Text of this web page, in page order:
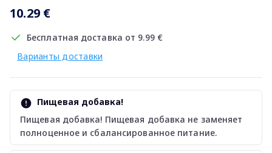
10.29 €
Бесплатная доставка от 9.99 €
Варианты доставки
Пищевая добавка!
Пищевая добавка! Пищевая добавка не заменяет
полноценное и сбалансированное питание.